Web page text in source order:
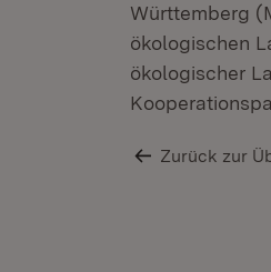
Württemberg
ökologischen
ökologischer
Zurück zur